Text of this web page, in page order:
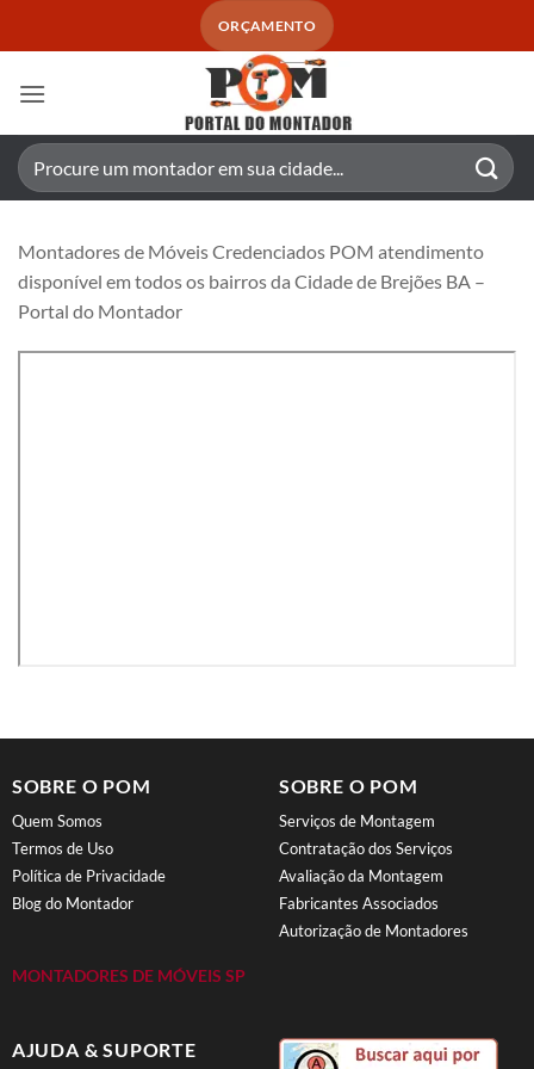
ORÇAMENTO
Pesquisar
por:
Montadores de Móveis Credenciados POM atendimento
disponível em todos os bairros da Cidade de Brejões BA –
Portal do Montador
SOBRE O POM
Quem Somos
Termos de Uso
Política de Privacidade
Blog do Montador
MONTADORES DE MÓVEIS SP
SOBRE O POM
Serviços de Montagem
Contratação dos Serviços
Avaliação da Montagem
Fabricantes Associados
Autorização de Montadores
AJUDA & SUPORTE